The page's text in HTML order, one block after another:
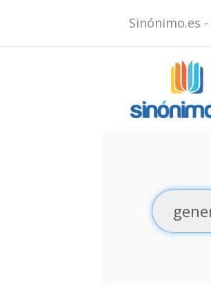
Sinónimo.es -